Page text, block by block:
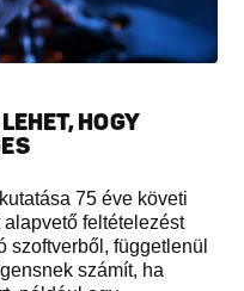
HOGY
75 éve követi
feltételezést
szoftverből, függetlenül
számít, ha